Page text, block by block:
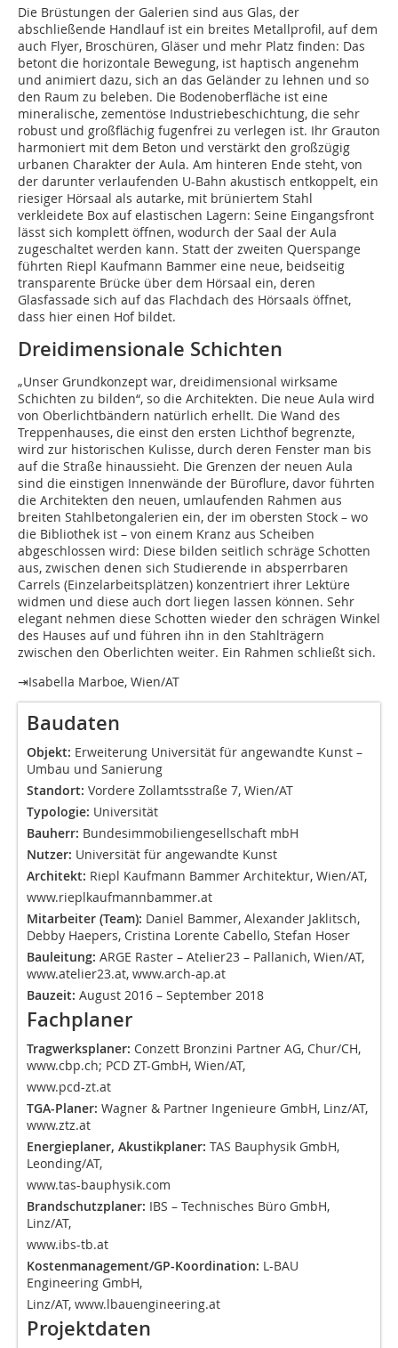
Die Brüstungen der Galerien sind aus Glas, der
abschließende Handlauf ist ein breites Metallprofil, auf dem
auch Flyer, Broschüren, Gläser und mehr Platz finden: Das
betont die horizontale Bewegung, ist haptisch angenehm
und animiert dazu, sich an das Geländer zu lehnen und so
den Raum zu beleben. Die Bodenoberfläche ist eine
mineralische, zementöse Industriebeschichtung, die sehr
robust und großflächig fugenfrei zu verlegen ist. Ihr Grauton
harmoniert mit dem Beton und verstärkt den großzügig
urbanen Charakter der Aula. Am hinteren Ende steht, von
der darunter verlaufenden U-Bahn akustisch entkoppelt, ein
riesiger Hörsaal als autarke, mit brüniertem Stahl
verkleidete Box auf elastischen Lagern: Seine Eingangsfront
lässt sich komplett öffnen, wodurch der Saal der Aula
zugeschaltet werden kann. Statt der zweiten Querspange
führten Riepl Kaufmann Bammer eine neue, beidseitig
transparente Brücke über dem Hörsaal ein, deren
Glasfassade sich auf das Flachdach des Hörsaals öffnet,
dass hier einen Hof bildet.
Dreidimensionale Schichten
„Unser Grundkonzept war, dreidimensional wirksame
Schichten zu bilden“, so die Architekten. Die neue Aula wird
von Oberlichtbändern natürlich erhellt. Die Wand des
Treppenhauses, die einst den ersten Lichthof begrenzte,
wird zur historischen Kulisse, durch deren Fenster man bis
auf die Straße hinaussieht. Die Grenzen der neuen Aula
sind die einstigen Innenwände der Büroflure, davor führten
die Architekten den neuen, umlaufenden Rahmen aus
breiten Stahlbetongalerien ein, der im obersten Stock – wo
die Bibliothek ist – von einem Kranz aus Scheiben
abgeschlossen wird: Diese bilden seitlich schräge Schotten
aus, zwischen denen sich Studierende in absperrbaren
Carrels (Einzelarbeitsplätzen) konzentriert ihrer Lektüre
widmen und diese auch dort liegen lassen können. Sehr
elegant nehmen diese Schotten wieder den schrägen Winkel
des Hauses auf und führen ihn in den Stahlträgern
zwischen den Oberlichten weiter. Ein Rahmen schließt sich.
⇥Isabella Marboe, Wien/AT
Baudaten
Objekt: Erweiterung Universität für angewandte Kunst –
Umbau und Sanierung
Standort: Vordere Zollamtsstraße 7, Wien/AT
Typologie: Universität
Bauherr: Bundesimmobiliengesellschaft mbH
Nutzer: Universität für angewandte Kunst
Architekt: Riepl Kaufmann Bammer Architektur, Wien/AT,
www.rieplkaufmannbammer.at
Mitarbeiter (Team): Daniel Bammer, Alexander Jaklitsch,
Debby Haepers, Cristina Lorente Cabello, Stefan Hoser
Bauleitung: ARGE Raster – Atelier23 – Pallanich, Wien/AT,
www.atelier23.at, www.arch-ap.at
Bauzeit: August 2016 – September 2018
Fachplaner
Tragwerksplaner: Conzett Bronzini Partner AG, Chur/CH,
www.cbp.ch; PCD ZT-GmbH, Wien/AT,
www.pcd-zt.at
TGA-Planer: Wagner & Partner Ingenieure GmbH, Linz/AT,
www.ztz.at
Energieplaner, Akustikplaner: TAS Bauphysik GmbH,
Leonding/AT,
www.tas-bauphysik.com
Brandschutzplaner: IBS – Technisches Büro GmbH,
Linz/AT,
www.ibs-tb.at
Kostenmanagement/GP-Koordination: L-BAU
Engineering GmbH,
Linz/AT, www.lbauengineering.at
Projektdaten